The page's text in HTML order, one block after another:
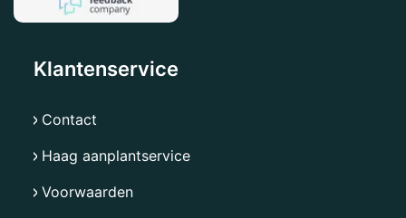
Klantenservice
Contact
Haag aanplantservice
Voorwaarden